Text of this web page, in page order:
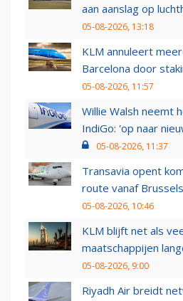
aan aanslag op
05-08-2026, 13:18
KLM annuleert
Barcelona door
05-08-2026, 11:57
Willie Walsh neemt
IndiGo: 'op naar
05-08-2026, 11:37
Transavia opent
route vanaf
05-08-2026, 10:46
KLM blijft net als
maatschappijen
05-08-2026, 9:00
Riyadh Air breidt